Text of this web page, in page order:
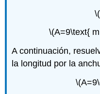
\(A=9\text{
A continuación,
la longitud por la